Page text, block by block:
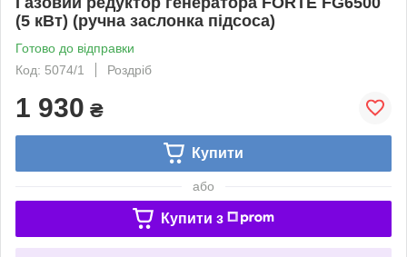
(5 кВт) (ручна заслонка підсоса)
Готово до відправки
Код: 5074/1
Роздріб
1 930 ₴
Купити
або
Купити з